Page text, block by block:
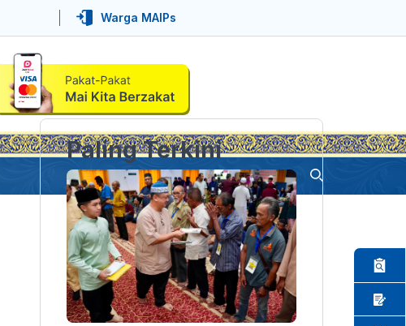
Warga MAIPs
Paling Terkini